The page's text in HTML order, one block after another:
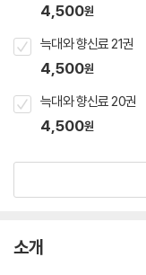
4,500원
늑대와 향신료 21권
4,500원
늑대와 향신료 20권
4,500원
소개